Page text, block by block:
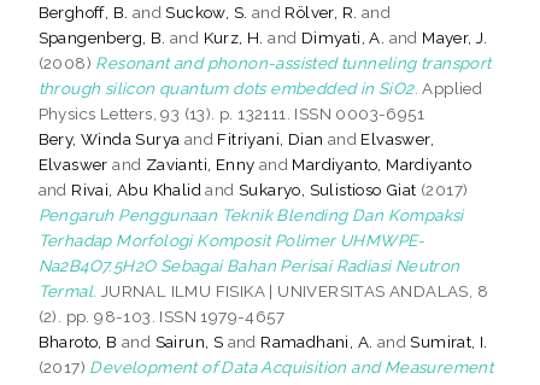
Berghoff, B. andSuckow, S. and Rölver, R. and
Spangenberg, B. and Kurz, H. and Dimyati, A. and Mayer, J.
(2008) Resonant and phonon-assisted tunneling transport
through silicon quantum dots embedded in SiO2. Applied
Physics Letters, 93 (13). p. 132111. ISSN 0003-6951
Bery, Winda Surya and Fitriyani, Dian and Elvaswer,
Elvaswer and Zavianti, Enny and Mardiyanto, Mardiyanto
and Rivai, Abu Khalid andSukaryo, Sulistioso Giat (2017)
Pengaruh Penggunaan Teknik Blending Dan Kompaksi
Terhadap Morfologi Komposit Polimer UHMWPE-
Na2B4O7.5H2O Sebagai Bahan Perisai Radiasi Neutron
Termal. JURNAL ILMU FISIKA | UNIVERSITAS ANDALAS, 8
(2). pp. 98-103. ISSN 1979-4657
Bharoto, B and Sairun, S and Ramadhani, A. andSumirat, I.
(2017) Development of Data Acquisition and Measurement